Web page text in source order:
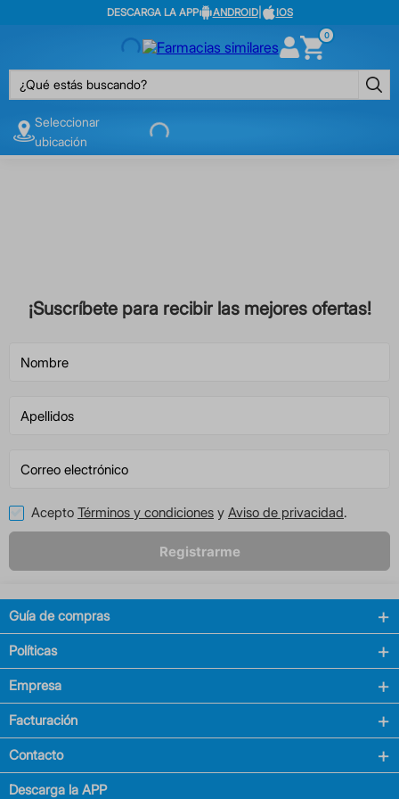
DESCARGA LA APP ANDROID| IOS
0
¿Qué estás buscando?
Seleccionar
ubicación
¡Suscríbete para recibir las mejores ofertas!
Acepto Términos y condiciones y Aviso de privacidad.
Registrarme
Guía de compras
Políticas
Empresa
Facturación
Contacto
Descarga la APP